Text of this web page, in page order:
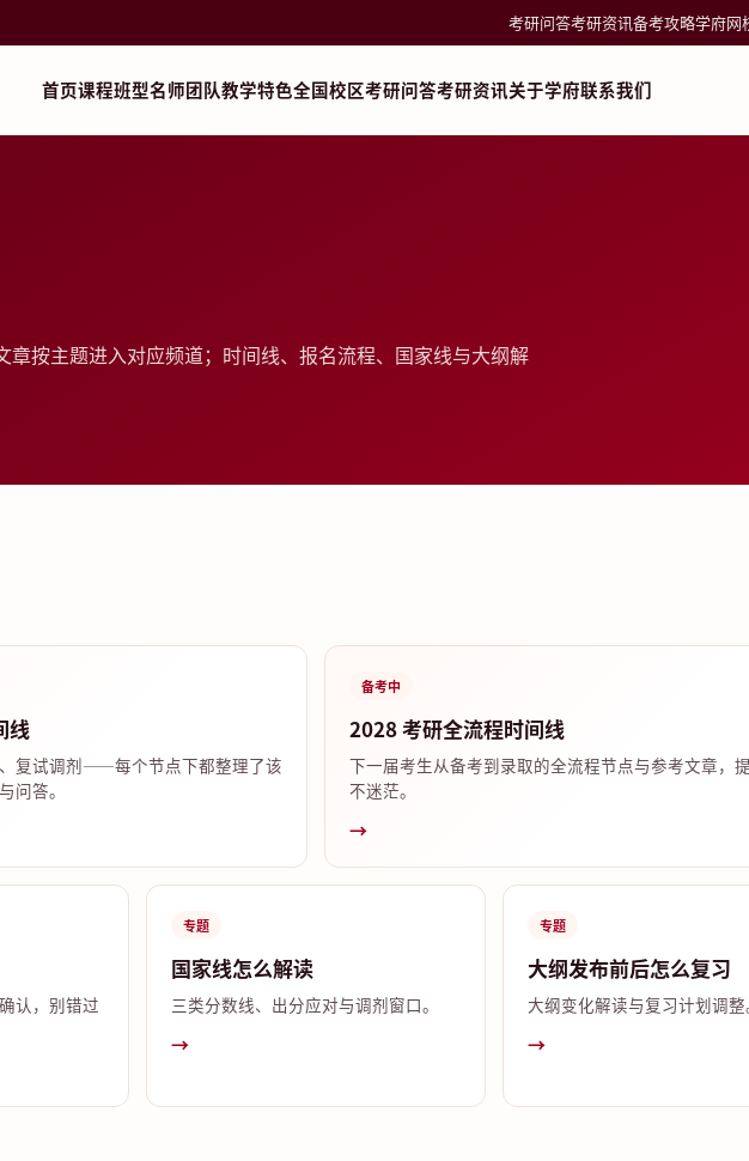
考研问答考研资讯备考攻略学府网
首页课程班型名师团队教学特色全国校区考研问答考研资讯关于学府联系我们
按主题进入对应频道；时间线、报名流程、国家线与大纲解
线
复试调剂——每个节点下都整理了该
问答。
备考中
2028 考研全流程时间线
下一届考生从备考到录取的全流程节点与参考文章，
不迷茫。
→
认，别错过
专题
国家线怎么解读
三类分数线、出分应对与调剂窗口。
→
专题
大纲发布前后怎么复习
大纲变化解读与复习计划调整
→